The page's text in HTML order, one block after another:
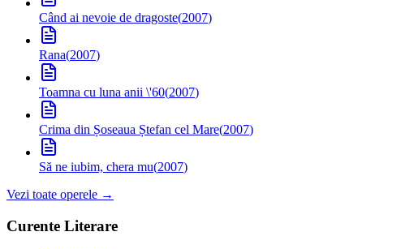
Când ai nevoie de dragoste(2007)
Rana(2007)
Toamna cu luna anii \'60(2007)
Crima din Șoseaua Ștefan cel Mare(2007)
Să ne iubim, chera mu(2007)
Vezi toate operele →
Curente Literare